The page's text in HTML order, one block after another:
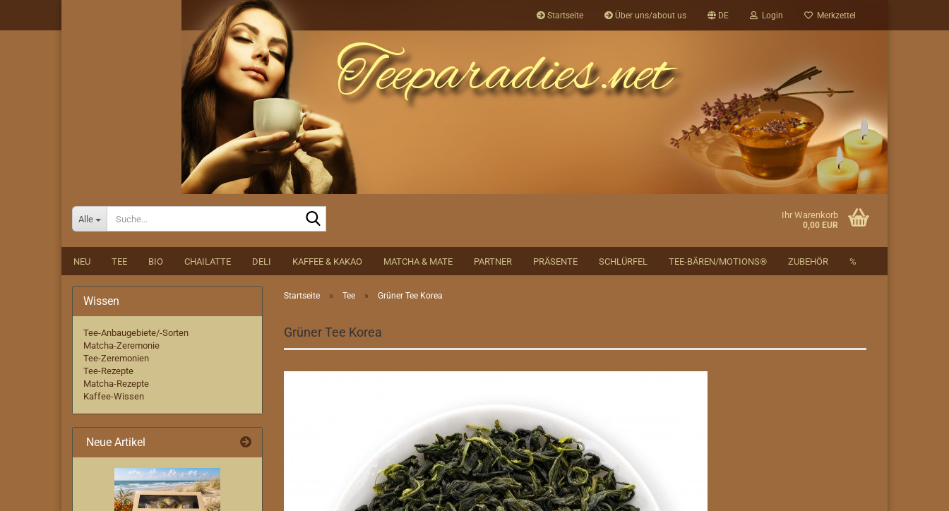
Startseite Über uns/about us DE Login Merkzettel
Alle Ihr Warenkorb
0,00 EUR
NEU TEE BIO CHAILATTE DELI KAFFEE & KAKAO MATCHA & MATE PARTNER PRÄSENTE SCHLÜRFEL TEE-BÄREN/MOTIONS® ZUBEHÖR %
Startseite » Tee » Grüner Tee Korea
Grüner Tee Korea
Wissen
Tee-Anbaugebiete/-Sorten
Matcha-Zeremonie
Tee-Zeremonien
Tee-Rezepte
Matcha-Rezepte
Kaffee-Wissen
Neue Artikel